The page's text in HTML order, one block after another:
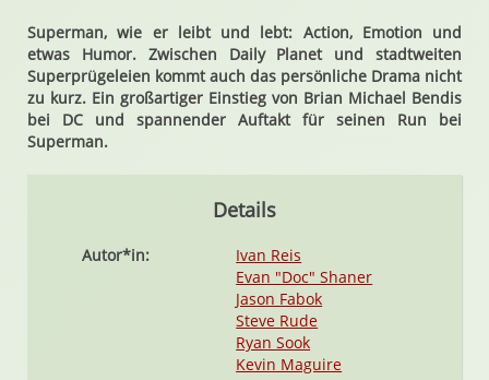
Superman, wie er leibt und lebt: Action, Emotion und
etwas Humor. Zwischen Daily Planet und stadtweiten
Superprügeleien kommt auch das persönliche Drama nicht
zu kurz. Ein großartiger Einstieg von Brian Michael Bendis
bei DC und spannender Auftakt für seinen Run bei
Superman.
Details
Autor*in:
Ivan Reis
Evan "Doc" Shaner
Jason Fabok
Steve Rude
Ryan Sook
Kevin Maguire